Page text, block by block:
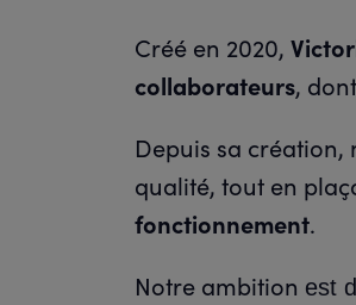
Créé en 2020,
collaborateurs, dont
Depuis sa création,
qualité, tout en
fonctionnement.
Notre ambition est